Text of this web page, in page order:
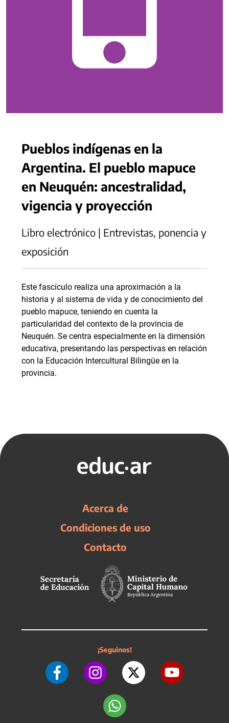
Pueblos indígenas en la
Argentina. El pueblo mapuce
en Neuquén: ancestralidad,
vigencia y proyección
Libro electrónico | Entrevistas, ponencia y
exposición
Este fascículo realiza una aproximación a la
historia y al sistema de vida y de conocimiento del
pueblo mapuce, teniendo en cuenta la
particularidad del contexto de la provincia de
Neuquén. Se centra especialmente en la dimensión
educativa, presentando las perspectivas en relación
con la Educación Intercultural Bilingüe en la
provincia.
Acerca de
Condiciones de uso
Contacto
¡Seguinos!